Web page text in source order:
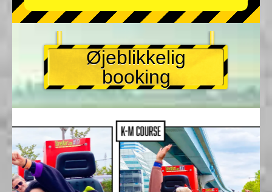
Øjeblikkelig
booking